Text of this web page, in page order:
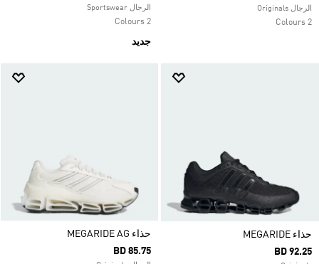
الرجال Originals
2 Colours
الرجال Sportswear
2 Colours
جديد
حذاء MEGARIDE
BD 92.25
حذاء MEGARIDE AG
BD 85.75